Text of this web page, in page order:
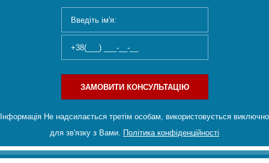
ЗАМОВИТИ КОНСУЛЬТАЦІЮ
Інформація Не надсилається третім особам, використовується виключно
для зв'язку з Вами. Політика конфіденційності